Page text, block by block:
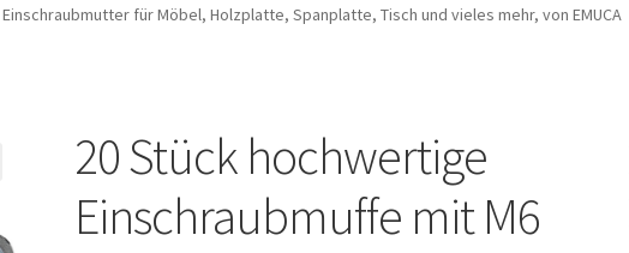
für Möbel, Holzplatte, Spanplatte, Tisch und vieles mehr, von EMUCA
20 Stück hochwertige
Einschraubmuffe mit M6